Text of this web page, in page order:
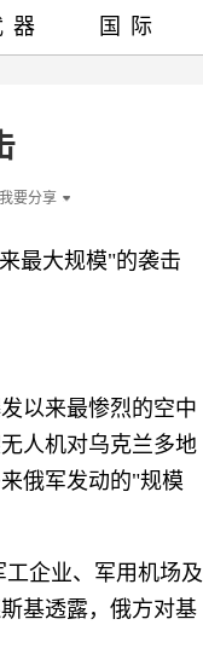
我要分享
最大规模"的袭击
以来最惨烈的空中
人机对乌克兰多地
俄军发动的"规模
企业、军用机场及
基透露，俄方对基
器 国际